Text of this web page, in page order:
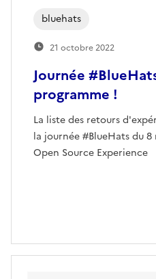
Journée
programme !
La liste des retours
la journée #BlueHats du
Open Source Experience
bluehats
21 octobre 2022